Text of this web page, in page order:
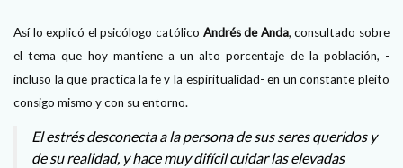
Así lo explicó el psicólogo católico Andrés de Anda, consultado sobre
el tema que hoy mantiene a un alto porcentaje de la población, -
incluso la que practica la fe y la espiritualidad- en un constante pleito
consigo mismo y con su entorno.
El estrés desconecta a la persona de sus seres queridos y
de su realidad, y hace muy difícil cuidar las elevadas